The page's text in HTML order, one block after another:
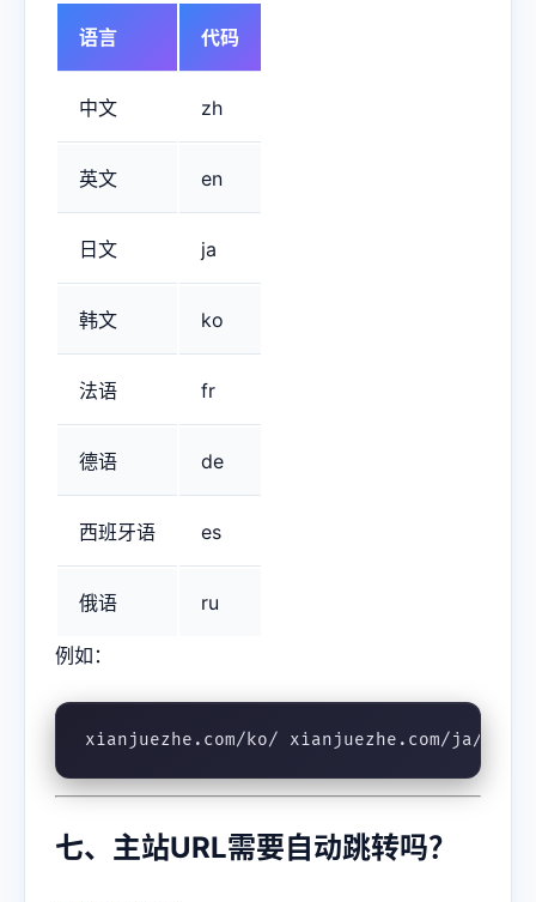
语言 代码
中文 zh
英文 en
日文 ja
韩文 ko
法语 fr
德语 de
西班牙语 es
俄语 ru
例如：
xianjuezhe.com/ko/ xianjuezhe.com/ja/
七、主站URL需要自动跳转吗？